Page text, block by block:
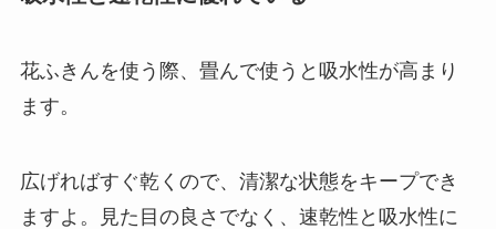
花ふきんを使う際、畳んで使うと吸水性が高まり
ます。
広げればすぐ乾くので、清潔な状態をキープでき
ますよ。見た目の良さでなく、 速乾性と吸水性に